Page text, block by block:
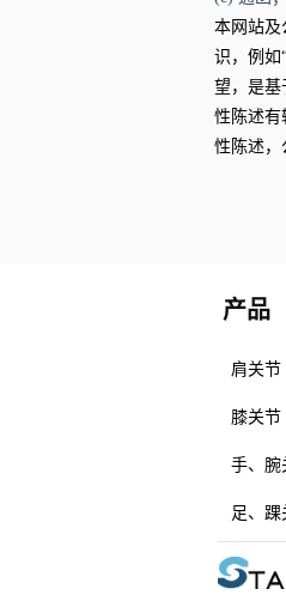
本网站及
识，例如
望，是基
性陈述有
性陈述，
产品
肩关节
膝关节
手、腕
足、踝